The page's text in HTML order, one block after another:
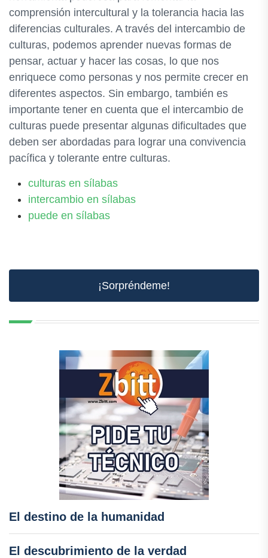
comprensión intercultural y la tolerancia hacia las
diferencias culturales. A través del intercambio de
culturas, podemos aprender nuevas formas de
pensar, actuar y hacer las cosas, lo que nos
enriquece como personas y nos permite crecer en
diferentes aspectos. Sin embargo, también es
importante tener en cuenta que el intercambio de
culturas puede presentar algunas dificultades que
deben ser abordadas para lograr una convivencia
pacífica y tolerante entre culturas.
culturas en sílabas
intercambio en sílabas
puede en sílabas
¡Sorpréndeme!
El destino de la humanidad
El descubrimiento de la verdad